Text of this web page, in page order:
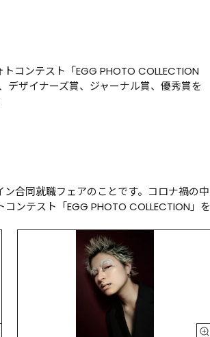
コンテスト「EGG PHOTO COLLECTION
デザイナーズ賞、ジャーナル賞、優秀賞を
合同就職フェアのことです。コロナ禍の中
ンテスト「EGG PHOTO COLLECTION」を